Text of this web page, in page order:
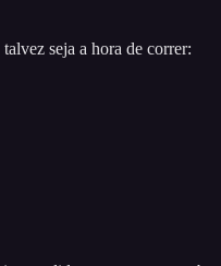
seja a hora de correr: